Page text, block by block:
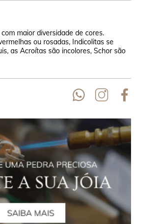
maior diversidade de cores.
ou rosadas, Indicolitas se
as Acroítas são incolores, Schor são
vermelho lilás até o azul violeta, as
são amarelo-castanho a amarelo